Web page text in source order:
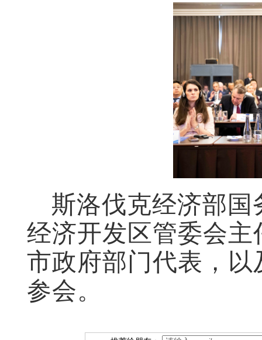
斯洛伐克经济部
经济开发区管委会
市政府部门代表，
参会。